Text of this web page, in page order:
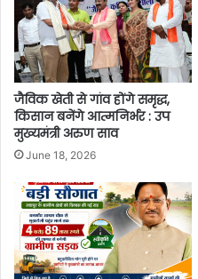
जैविक खेती से गांव होंगे समृद्ध,
किसान बनेंगे आत्मनिर्भर : उप
मुख्यमंत्री अरुण साव
June 18, 2026